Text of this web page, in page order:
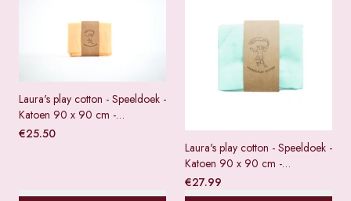
Laura's play cotton - Speeldoek -
Katoen 90 x 90 cm -
Lichtoranje
€25.50
Laura's play cotton - Speeldoek -
Katoen 90 x 90 cm -
Lichtgroen
€27.99